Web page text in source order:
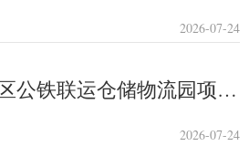
2026-07-24
喀什经济开发区公铁联运仓储物流园项目“4·9”坍塌一般亡人事故责任追究和整改措施落实情况评估报告
2026-07-24